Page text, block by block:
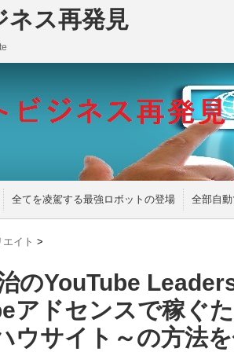
ネス再発見
全てを凌駕する最強ロボットの登場 全部自動
イト >
のYouTube
アドセンスで稼ぐ
ウサイト～の方法